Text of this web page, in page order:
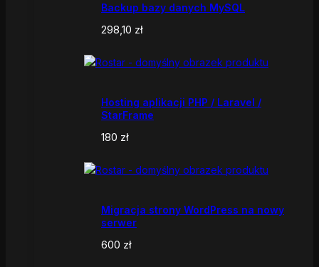
Backup bazy danych MySQL
298,10 zł
Hosting aplikacji PHP / Laravel /
StarFrame
180 zł
Migracja strony WordPress na nowy
serwer
600 zł